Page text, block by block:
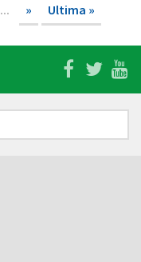
... » Ultima »